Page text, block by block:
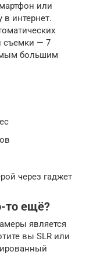
или
в интернет.
съемки — 7
большим
через гаджет
то ещё?
является
вы SLR или